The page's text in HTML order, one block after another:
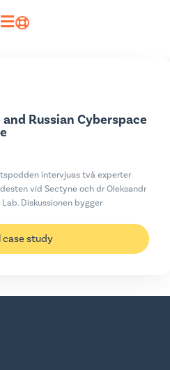
and Russian Cyberspace
intervjuas två experter
vid Sectyne och dr Oleksandr
Diskussionen bygger
case study